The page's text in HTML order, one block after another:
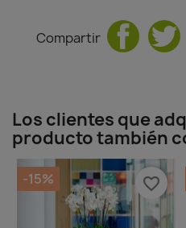
Compartir
Los clientes que
producto también
-15% favorite_border